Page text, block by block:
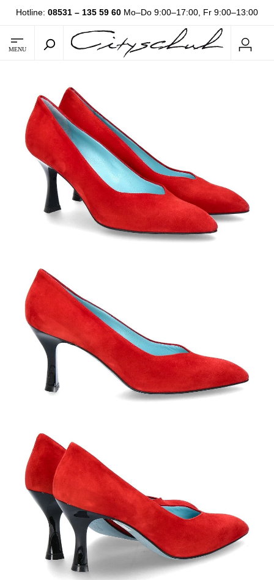
Hotline: 08531 – 135 59 60 Mo–Do 9:00–17:00, Fr 9:00–13:00
MENU